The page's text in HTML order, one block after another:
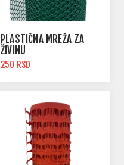
PLASTIČNA MREŽA ZA
ŽIVINU
250 RSD